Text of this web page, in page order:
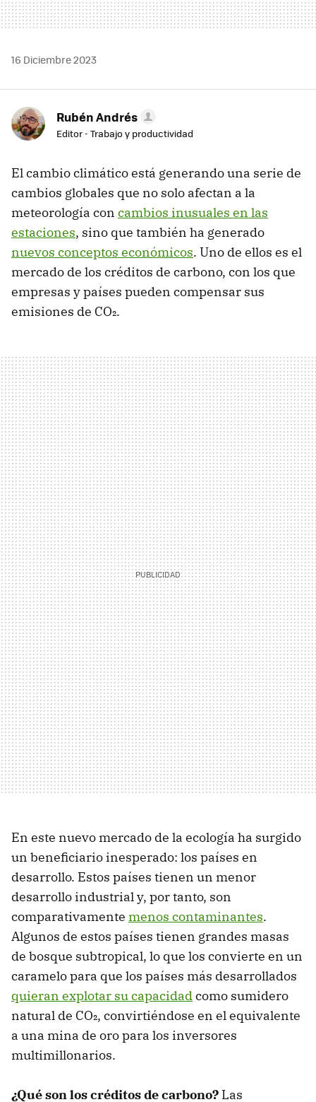
16 Diciembre 2023
Rubén Andrés
Editor - Trabajo y productividad
El cambio climático está generando una serie de
cambios globales que no solo afectan a la
meteorología con cambios inusuales en las
estaciones, sino que también ha generado
nuevos conceptos económicos. Uno de ellos es el
mercado de los créditos de carbono, con los que
empresas y países pueden compensar sus
emisiones de CO₂.
En este nuevo mercado de la ecología ha surgido
un beneficiario inesperado: los países en
desarrollo. Estos países tienen un menor
desarrollo industrial y, por tanto, son
comparativamente menos contaminantes.
Algunos de estos países tienen grandes masas
de bosque subtropical, lo que los convierte en un
caramelo para que los países más desarrollados
quieran explotar su capacidadcomo sumidero
natural de CO₂, convirtiéndose en el equivalente
a una mina de oro para los inversores
multimillonarios.
¿Qué son los créditos de carbono? Las